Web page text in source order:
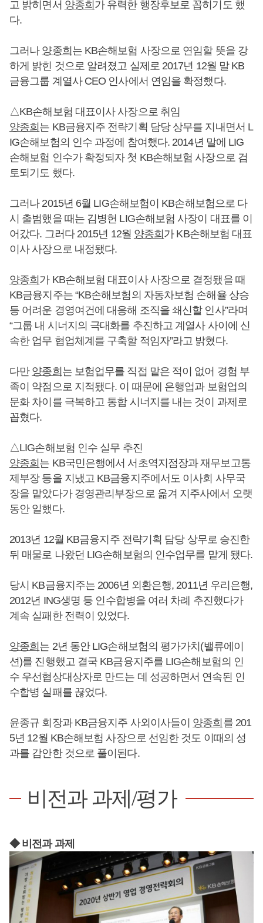
고 밝히면서 양종희 가 유력한 행장후보로 꼽히기도 했
다.
그러나 양종희 는 KB손해보험 사장으로 연임할 뜻을 강
하게 밝힌 것으로 알려졌고 실제로 2017년 12월 말 KB
금융그룹 계열사 CEO 인사에서 연임을 확정했다.
△KB손해보험 대표이사 사장으로 취임
양종희 는 KB금융지주 전략기획 담당 상무를 지내면서 L
IG손해보험의 인수 과정에 참여했다. 2014년 말에 LIG
손해보험 인수가 확정되자 첫 KB손해보험 사장으로 검
토되기도 했다.
그러나 2015년 6월 LIG손해보험이 KB손해보험으로 다
시 출범했을 때는 김병헌 LIG손해보험 사장이 대표를 이
어갔다. 그러다 2015년 12월 양종희 가 KB손해보험 대표
이사 사장으로 내정됐다.
양종희 가 KB손해보험 대표이사 사장으로 결정됐을 때
KB금융지주는 “KB손해보험의 자동차보험 손해율 상승
등 어려운 경영여건에 대응해 조직을 쇄신할 인사”라며
“그룹 내 시너지의 극대화를 추진하고 계열사 사이에 신
속한 업무 협업체계를 구축할 적임자”라고 밝혔다.
다만 양종희 는 보험업무를 직접 맡은 적이 없어 경험 부
족이 약점으로 지적됐다. 이 때문에 은행업과 보험업의
문화 차이를 극복하고 통합 시너지를 내는 것이 과제로
꼽혔다.
△LIG손해보험 인수 실무 추진
양종희 는 KB국민은행에서 서초역지점장과 재무보고통
제부장 등을 지냈고 KB금융지주에서도 이사회 사무국
장을 맡았다가 경영관리부장으로 옮겨 지주사에서 오랫
동안 일했다.
2013년 12월 KB금융지주 전략기획 담당 상무로 승진한
뒤 매물로 나왔던 LIG손해보험의 인수업무를 맡게 됐다.
당시 KB금융지주는 2006년 외환은행, 2011년 우리은행,
2012년 ING생명 등 인수합병을 여러 차례 추진했다가
계속 실패한 전력이 있었다.
양종희 는 2년 동안 LIG손해보험의 평가가치(밸류에이
션)를 진행했고 결국 KB금융지주를 LIG손해보험의 인
수 우선협상대상자로 만드는 데 성공하면서 연속된 인
수합병 실패를 끊었다.
윤종규 회장과 KB금융지주 사외이사들이 양종희 를 201
5년 12월 KB손해보험 사장으로 선임한 것도 이때의 성
과를 감안한 것으로 풀이된다.
비전과 과제/평가
◆ 비전과 과제